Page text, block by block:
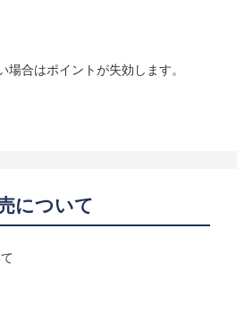
合はポイントが失効します。
について